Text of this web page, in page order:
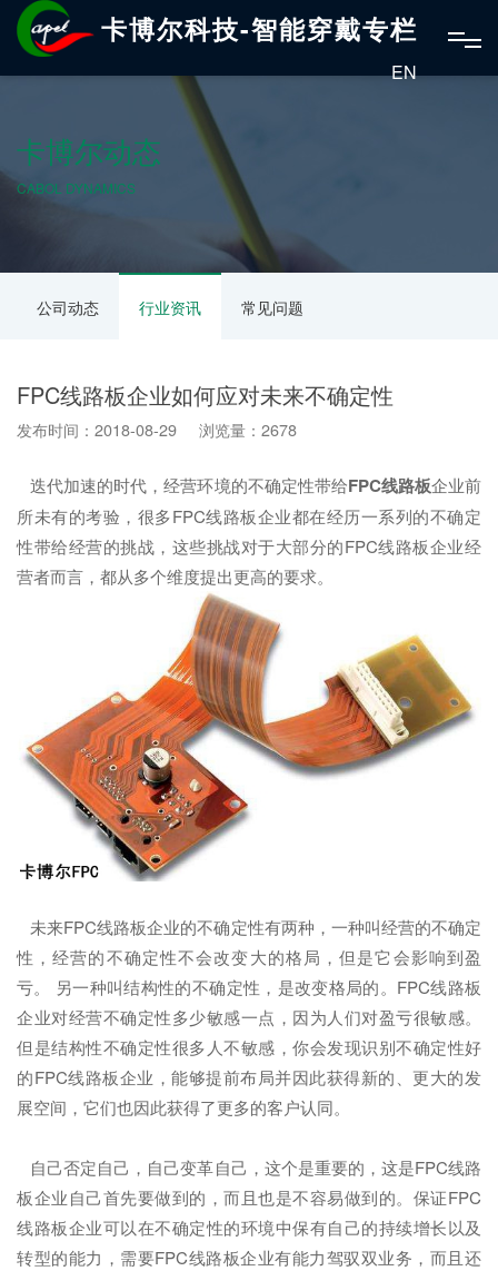
卡博尔科技-智能穿戴专栏
EN
卡博尔动态
CABOL DYNAMICS
公司动态 行业资讯 常见问题
FPC线路板企业如何应对未来不确定性
发布时间：2018-08-29 浏览量：2678
迭代加速的时代，经营环境的不确定性带给FPC线路板企业前
所未有的考验，很多FPC线路板企业都在经历一系列的不确定
性带给经营的挑战，这些挑战对于大部分的FPC线路板企业经
营者而言，都从多个维度提出更高的要求。
未来FPC线路板企业的不确定性有两种，一种叫经营的不确定
性，经营的不确定性不会改变大的格局，但是它会影响到盈
亏。 另一种叫结构性的不确定性，是改变格局的。FPC线路板
企业对经营不确定性多少敏感一点，因为人们对盈亏很敏感。
但是结构性不确定性很多人不敏感，你会发现识别不确定性好
的FPC线路板企业，能够提前布局并因此获得新的、更大的发
展空间，它们也因此获得了更多的客户认同。
自己否定自己，自己变革自己，这个是重要的，这是FPC线路
板企业自己首先要做到的，而且也是不容易做到的。保证FPC
线路板企业可以在不确定性的环境中保有自己的持续增长以及
转型的能力，需要FPC线路板企业有能力驾驭双业务，而且还